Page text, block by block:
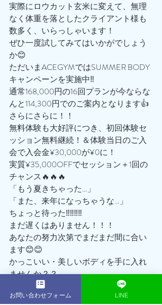
実際にロウカット玄米に変えて、無理
なく体重を落としたクライアント様も
数多く、いらっしゃいます！
ぜひ一度試してみてはいかがでしょう
か😊
ただいまACEGYMではSUMMER BODY
キャンペーンを実施中‼️
通常168,000円の16回プランが今ならな
んと114,300円でのご案内となります👍
さらにさらに！！
無料体験も大好評につき、初回体験セ
ッション無料継続！＆体験当日のご入
会で入会金¥30,000が¥0に！
実質¥35,000OFFでセッション＋1回の
チャンス🔥🔥🔥
「もう夏きちゃった…」
「また、来年になっちゃうな…」
ちょっと待った‼️‼️‼️‼️
まだ遅くはありません！！！
あなたの努力次第でまだまだ間に合い
ます😊😊
かっこいい・美しいボディを手に入れ
ませんか？？
ぜひこの機会を逃すことなく、まずは
無料体験トレーニングに足を運んでみ
お問い合わせフォーム LINE